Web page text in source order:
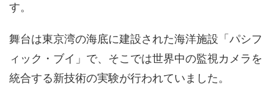
す。
舞台は東京湾の海底に建設された海洋施設「パシフ
ィック・ブイ」で、そこでは世界中の監視カメラを
統合する新技術の実験が行われていました。